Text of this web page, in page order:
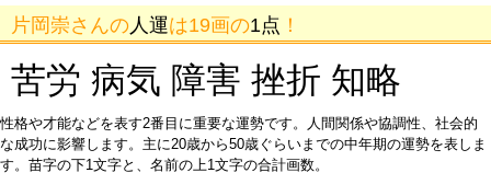
片岡崇さんの 人運は19画の1点 ！
苦労 病気 障害 挫折 知略
性格や才能などを表す2番目に重要な運勢です。人間関係や協調性、社会的
な成功に影響します。主に20歳から50歳ぐらいまでの中年期の運勢を表しま
す。苗字の下1文字と、名前の上1文字の合計画数。